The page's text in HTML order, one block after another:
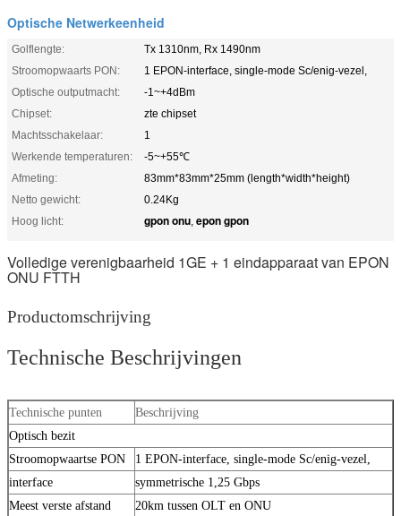
Optische Netwerkeenheid
Golflengte:
Tx 1310nm, Rx 1490nm
Stroomopwaarts PON:
1 EPON-interface, single-mode Sc/enig-vezel,
Optische outputmacht:
-1~+4dBm
Chipset:
zte chipset
Machtsschakelaar:
1
Werkende temperaturen:
-5~+55℃
Afmeting:
83mm*83mm*25mm (length*width*height)
Netto gewicht:
0.24Kg
Hoog licht:
gpon onu, epon gpon
Volledige verenigbaarheid 1GE + 1 eindapparaat van EPON
ONU FTTH
Productomschrijving
Technische Beschrijvingen
Technische punten
Beschrijving
Optisch bezit
Stroomopwaartse PON
1 EPON-interface, single-mode Sc/enig-vezel,
interface
symmetrische 1,25 Gbps
Meest verste afstand
20km tussen OLT en ONU